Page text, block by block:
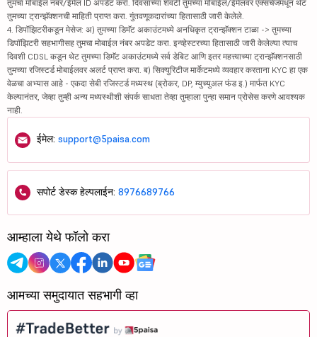
तुमचा मोबाईल नंबर/ईमेल ID अपडेट करा. दिवसाच्या शेवटी तुमच्या मोबाईल/ईमेलवर एक्सचेंजमधून थेट
तुमच्या ट्रान्झॅक्शनची माहिती प्राप्त करा. गुंतवणूकदारांच्या हितासाठी जारी केलेले.
4. डिपॉझिटरीकडून मेसेज: अ) तुमच्या डिमॅट अकाउंटमध्ये अनधिकृत ट्रान्झॅक्शन टाळा -> तुमच्या
डिपॉझिटरी सहभागीसह तुमचा मोबाईल नंबर अपडेट करा. इन्व्हेस्टरच्या हितासाठी जारी केलेल्या त्याच
दिवशी CDSL कडून थेट तुमच्या डिमॅट अकाउंटमध्ये सर्व डेबिट आणि इतर महत्त्वाच्या ट्रान्झॅक्शनसाठी
तुमच्या रजिस्टर्ड मोबाईलवर अलर्ट प्राप्त करा. ब) सिक्युरिटीज मार्केटमध्ये व्यवहार करताना KYC हा एक
वेळचा अभ्यास आहे - एकदा सेबी रजिस्टर्ड मध्यस्थ (ब्रोकर, DP, म्युच्युअल फंड इ.) मार्फत KYC
केल्यानंतर, जेव्हा तुम्ही अन्य मध्यस्थीशी संपर्क साधता तेव्हा तुम्हाला पुन्हा समान प्रोसेस करणे आवश्यक
नाही.
ईमेल: support@5paisa.com
सपोर्ट डेस्क हेल्पलाईन: 8976689766
आम्हाला येथे फॉलो करा
आमच्या समुदायात सहभागी व्हा